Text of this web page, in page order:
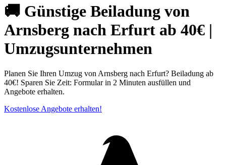
🚚 Günstige Beiladung von
Arnsberg nach Erfurt ab 40€ |
Umzugsunternehmen
Planen Sie Ihren Umzug von Arnsberg nach Erfurt? Beiladung ab
40€! Sparen Sie Zeit: Formular in 2 Minuten ausfüllen und
Angebote erhalten.
Kostenlose Angebote erhalten!